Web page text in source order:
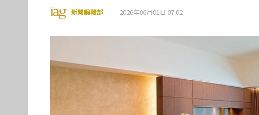
新聞編輯部 2026年06月01日 07:02